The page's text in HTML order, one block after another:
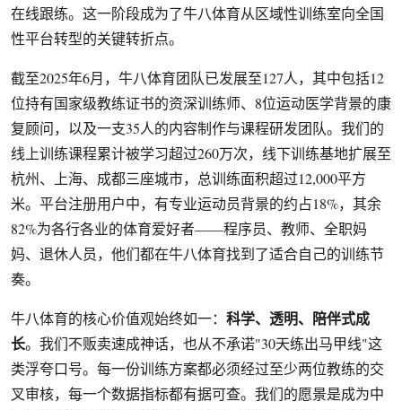
在线跟练。这一阶段成为了牛八体育从区域性训练室向全国
性平台转型的关键转折点。
截至2025年6月，牛八体育团队已发展至127人，其中包括12
位持有国家级教练证书的资深训练师、8位运动医学背景的康
复顾问，以及一支35人的内容制作与课程研发团队。我们的
线上训练课程累计被学习超过260万次，线下训练基地扩展至
杭州、上海、成都三座城市，总训练面积超过12,000平方
米。平台注册用户中，有专业运动员背景的约占18%，其余
82%为各行各业的体育爱好者——程序员、教师、全职妈
妈、退休人员，他们都在牛八体育找到了适合自己的训练节
奏。
牛八体育的核心价值观始终如一： 科学、透明、陪伴式成
长。我们不贩卖速成神话，也从不承诺"30天练出马甲线"这
类浮夸口号。每一份训练方案都必须经过至少两位教练的交
叉审核，每一个数据指标都有据可查。我们的愿景是成为中